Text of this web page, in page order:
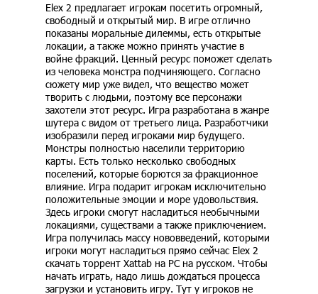
Elex 2 предлагает игрокам посетить огромный,
свободный и открытый мир. В игре отлично
показаны моральные дилеммы, есть открытые
локации, а также можно принять участие в
войне фракций. Ценный ресурс поможет сделать
из человека монстра подчиняющего. Согласно
сюжету мир уже видел, что вещество может
творить с людьми, поэтому все персонажи
захотели этот ресурс. Игра разработана в жанре
шутера с видом от третьего лица. Разработчики
изобразили перед игроками мир будущего.
Монстры полностью населили территорию
карты. Есть только несколько свободных
поселений, которые борются за фракционное
влияние. Игра подарит игрокам исключительно
положительные эмоции и море удовольствия.
Здесь игроки смогут насладиться необычными
локациями, существами а также приключением.
Игра получилась массу нововведений, которыми
игроки могут насладиться прямо сейчас Elex 2
скачать торрент Xattab на PC на русском. Чтобы
начать играть, надо лишь дождаться процесса
загрузки и установить игру. Тут у игроков не